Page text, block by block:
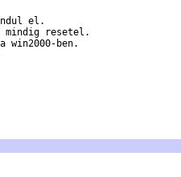
el.
mindig resetel.
win2000-ben.